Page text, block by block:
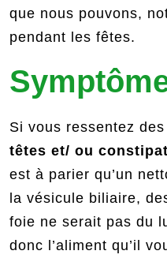
que nous pouvons,
pendant les fêtes.
Si vous ressentez des
têtes et/ ou
est à parier qu’un
la vésicule biliaire,
foie ne serait pas du
donc l’aliment qu’il